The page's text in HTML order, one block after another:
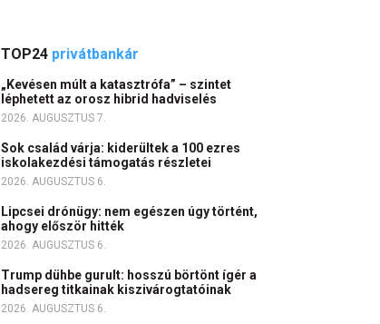
TOP24 privátbankár
„Kevésen múlt a katasztrófa” – szintet
léphetett az orosz hibrid hadviselés
2026. AUGUSZTUS 7.
Sok család várja: kiderültek a 100 ezres
iskolakezdési támogatás részletei
2026. AUGUSZTUS 6.
Lipcsei drónügy: nem egészen úgy történt,
ahogy először hitték
2026. AUGUSZTUS 6.
Trump dühbe gurult: hosszú börtönt ígér a
hadsereg titkainak kiszivárogtatóinak
2026. AUGUSZTUS 6.